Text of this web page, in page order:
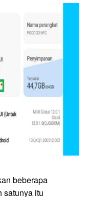
beberapa
satunya itu